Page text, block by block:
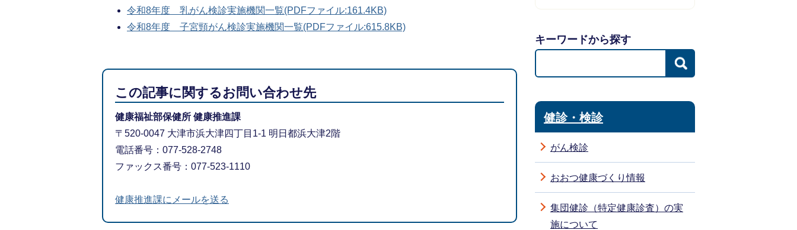
令和8年度 乳がん検診実施機関一覧(PDFファイル:161.4KB)
令和8年度 子宮頸がん検診実施機関一覧(PDFファイル:615.8KB)
この記事に関するお問い合わせ先
健康福祉部保健所 健康推進課
〒520-0047 大津市浜大津四丁目1-1 明日都浜大津2階
電話番号：077-528-2748
ファックス番号：077-523-1110
健康推進課にメールを送る
キーワードから探す
健診・検診
がん検診
おおつ健康づくり情報
集団健診（特定健康診査）の実
施について